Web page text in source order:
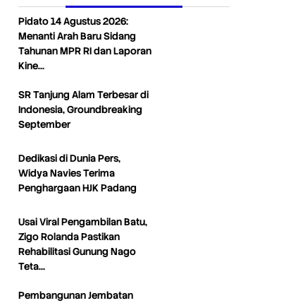
Pidato 14 Agustus 2026:
Menanti Arah Baru Sidang
Tahunan MPR RI dan Laporan
Kine…
SR Tanjung Alam Terbesar di
Indonesia, Groundbreaking
September
Dedikasi di Dunia Pers,
Widya Navies Terima
Penghargaan HJK Padang
Usai Viral Pengambilan Batu,
Zigo Rolanda Pastikan
Rehabilitasi Gunung Nago
Teta…
Pembangunan Jembatan